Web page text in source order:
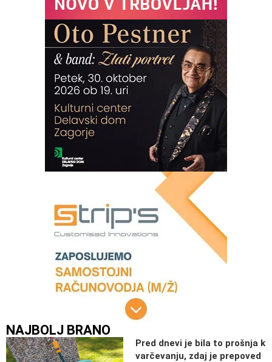
NAJBOLJ BRANO
Pred dnevi je bila to prošnja k
varčevanju, zdaj je prepoved